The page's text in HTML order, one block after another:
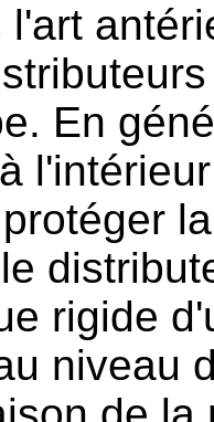
l'art
En
rigide
niveau